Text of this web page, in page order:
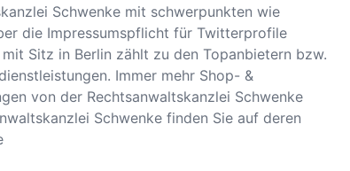
Schwenke mit schwerpunkten wie
die Impressumspflicht für Twitterprofile
Sitz in Berlin zählt zu den Topanbietern bzw.
Immer mehr Shop- &
von der Rechtsanwaltskanzlei Schwenke
Schwenke finden Sie auf deren